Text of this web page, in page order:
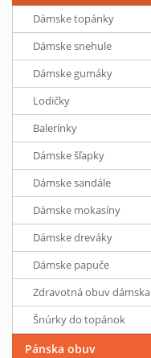
Dámske topánky
Dámske snehule
Dámske gumáky
Lodičky
Balerínky
Dámske šľapky
Dámske sandále
Dámske mokasíny
Dámske dreváky
Dámske papuče
Zdravotná obuv dámska
Šnúrky do topánok
Pánska obuv